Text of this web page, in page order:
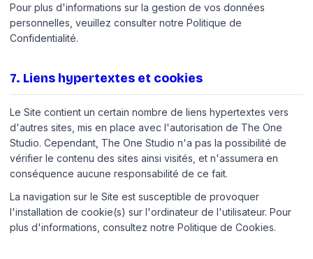
Pour plus d'informations sur la gestion de vos données
personnelles, veuillez consulter notre Politique de
Confidentialité.
7. Liens hypertextes et cookies
Le Site contient un certain nombre de liens hypertextes vers
d'autres sites, mis en place avec l'autorisation de The One
Studio. Cependant, The One Studio n'a pas la possibilité de
vérifier le contenu des sites ainsi visités, et n'assumera en
conséquence aucune responsabilité de ce fait.
La navigation sur le Site est susceptible de provoquer
l'installation de cookie(s) sur l'ordinateur de l'utilisateur. Pour
plus d'informations, consultez notre Politique de Cookies.